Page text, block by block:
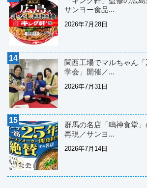
サンヨー食品...
2026年7月28日
関西工場でマルちゃん
学会」開催／...
2026年7月31日
群馬の名店「鳴神食堂
再現／サンヨ...
2026年7月14日